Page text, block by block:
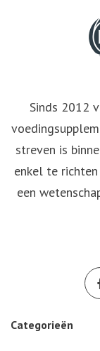
Sinds 2012
streven is
enkel te
een
Categorieën